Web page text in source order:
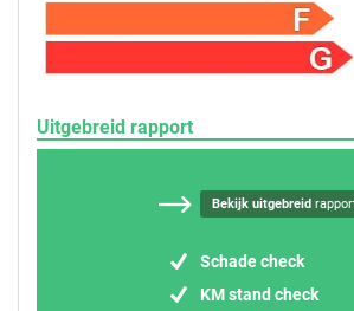
Uitgebreid rapport
Bekijk uitgebreid
Schade check
KM stand check